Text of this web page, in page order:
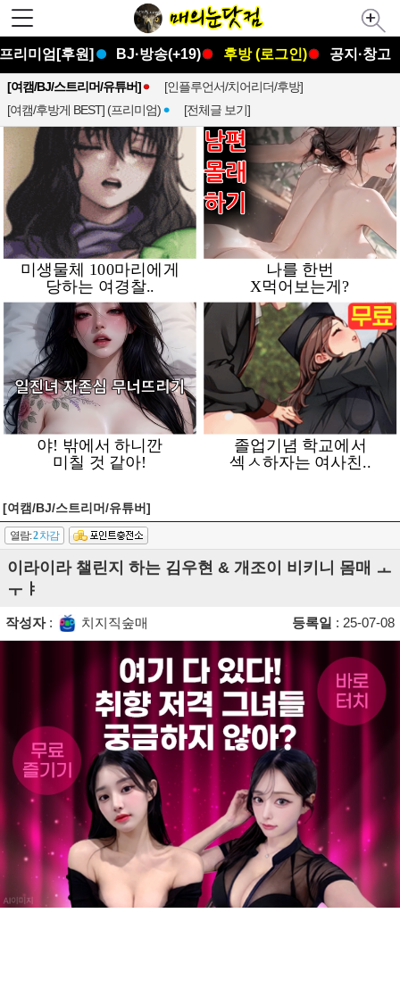
프리미엄[후원] BJ·방송(+19) 후방 (로그인) 공지·창고
[여캠/BJ/스트리머/유튜버]
[인플루언서/치어리더/후방]
[여캠/후방게 BEST] (프리미엄)
[전체글 보기]
[여캠/BJ/스트리머/유튜버]
열람:2차감
이라이라 챌린지 하는 김우현 & 개조이 비키니 몸매 ㅗ
ㅜㅑ
작성자: 치지직숲매 등록일 : 25-07-08